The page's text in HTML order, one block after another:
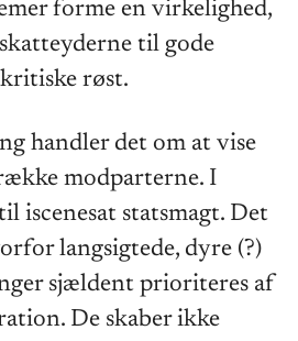
forme en virkelighed,
til gode
røst.
handler det om at vise
modparterne. I
iscenesat statsmagt. Det
langsigtede, dyre (?)
sjældent prioriteres af
De skaber ikke